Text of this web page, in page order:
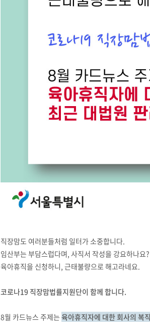
직장맘도 여러분들처럼 일터가 소중합니다.
임산부는 부담스럽다며, 사직서 작성을 강요하나요?
육아휴직을 신청하니, 근태불량으로 해고라네요.
코로나19 직장맘법률지원단이 함께 합니다.
8월 카드뉴스 주제는 육아휴직자에 대한 회사의 복